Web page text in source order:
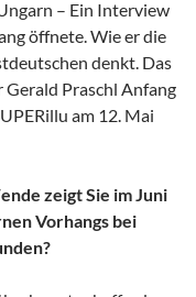
– Ein Interview
öffnete. Wie er die
denkt. Das
Praschl Anfang
am 12. Mai
zeigt Sie im Juni
Vorhangs bei